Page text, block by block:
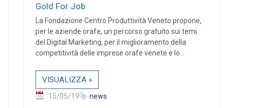
Gold For Job
La Fondazione Centro Produttività Veneto propone,
per le aziende orafe, un percorso gratuito sui temi
del Digital Marketing, per il miglioramento della
competitività delle imprese orafe venete e lo...
VISUALIZZA »
15/05/19 news